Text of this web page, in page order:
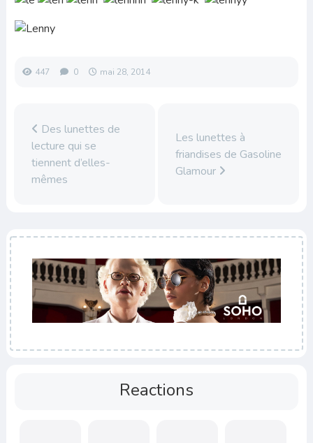
447 0 mai 28, 2014
Des lunettes de
lecture qui se
tiennent d’elles-
mêmes
Les lunettes à
friandises de Gasoline
Glamour
Reactions